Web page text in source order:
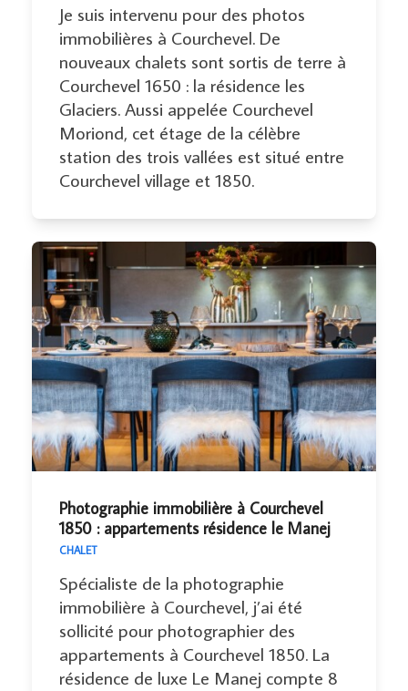
Je suis intervenu pour des photos
immobilières à Courchevel. De
nouveaux chalets sont sortis de terre à
Courchevel 1650 : la résidence les
Glaciers. Aussi appelée Courchevel
Moriond, cet étage de la célèbre
station des trois vallées est situé entre
Courchevel village et 1850.
Photographie immobilière à Courchevel
1850 : appartements résidence le Manej
CHALET
Spécialiste de la photographie
immobilière à Courchevel, j’ai été
sollicité pour photographier des
appartements à Courchevel 1850. La
résidence de luxe Le Manej compte 8